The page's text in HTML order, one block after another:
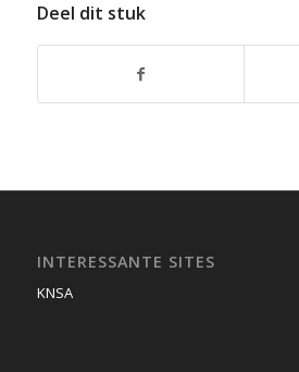
Deel dit stuk
INTERESSANTE SITES
KNSA